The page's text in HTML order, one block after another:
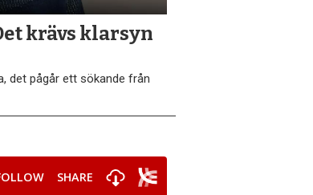
krävs klarsyn
det pågår ett sökande från